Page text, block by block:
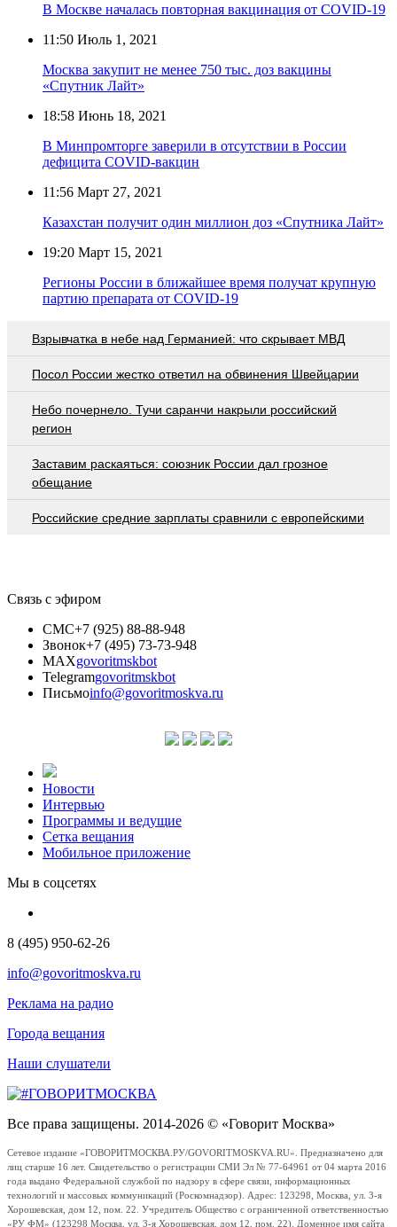
В Москве началась повторная вакцинация от COVID-19
11:50 Июль 1, 2021
Москва закупит не менее 750 тыс. доз вакцины
«Спутник Лайт»
18:58 Июнь 18, 2021
В Минпромторге заверили в отсутствии в России
дефицита COVID-вакцин
11:56 Март 27, 2021
Казахстан получит один миллион доз «Спутника Лайт»
19:20 Март 15, 2021
Регионы России в ближайшее время получат крупную
партию препарата от COVID-19
Взрывчатка в небе над Германией: что скрывает МВД
Посол России жестко ответил на обвинения Швейцарии
Небо почернело. Тучи саранчи накрыли российский
регион
Заставим раскаяться: союзник России дал грозное
обещание
Российские средние зарплаты сравнили с европейскими
Связь с эфиром
СМС+7 (925) 88-88-948
Звонок+7 (495) 73-73-948
MAXgovoritmskbot
Telegramgovoritmskbot
Письмоinfo@govoritmoskva.ru
Новости
Интервью
Программы и ведущие
Сетка вещания
Мобильное приложение
Мы в соцсетях
8 (495) 950-62-26
info@govoritmoskva.ru
Реклама на радио
Города вещания
Наши слушатели
Все права защищены. 2014-2026 © «Говорит Москва»
Сетевое издание «ГОВОРИТМОСКВА.РУ/GOVORITMOSKVA.RU». Предназначено для
лиц старше 16 лет. Свидетельство о регистрации СМИ Эл № 77-64961 от 04 марта 2016
года выдано Федеральной службой по надзору в сфере связи, информационных
технологий и массовых коммуникаций (Роскомнадзор). Адрес: 123298, Москва, ул. 3-я
Хорошевская, дом 12, пом. 22. Учредитель Общество с ограниченной ответственностью
«РУ ФМ» (123298 Москва, ул. 3-я Хорошевская, дом 12, пом. 22). Доменное имя сайта